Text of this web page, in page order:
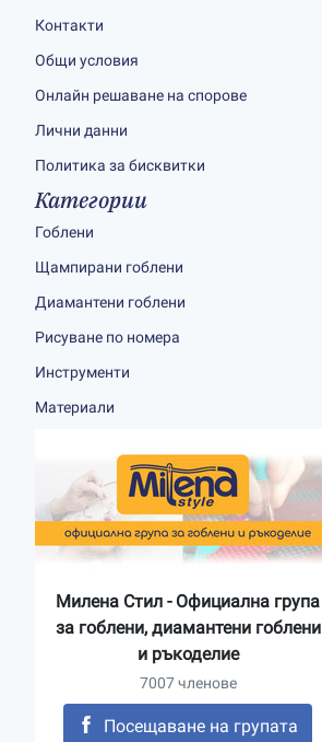
Контакти
Общи условия
Онлайн решаване на спорове
Лични данни
Политика за бисквитки
Категории
Гоблени
Щампирани гоблени
Диамантени гоблени
Рисуване по номера
Инструменти
Материали
Милена Стил - Официална група
за гоблени, диамантени гоблени
и ръкоделие
7007 членове
Посещаване на групата